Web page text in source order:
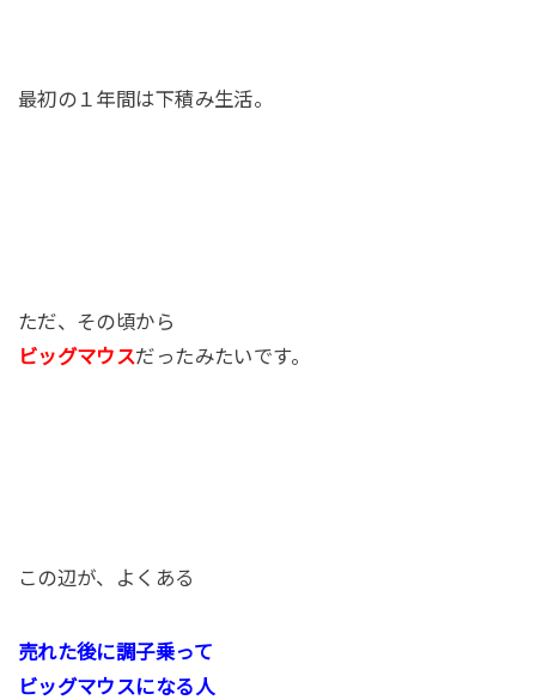
最初の１年間は下積み生活。
ただ、その頃から
ビッグマウスだったみたいです。
この辺が、よくある
売れた後に調子乗って
ビッグマウスになる人